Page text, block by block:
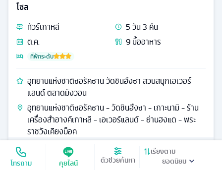
โทรถาม คุยไลน์ ตัวช่วยค้นหา
เรียงตาม
โซล
ทัวร์เกาหลี 5วัน3 คืน
ต.ค.
9มื้ออาหาร
ที่พักระดับ
อุทยานแห่งชาติซอรัคซาน วัดชินฮึงซา สวนสนุกเอเวอร์
แลนด์ ตลาดมังวอน
อุทยานแห่งชาติซอรัคซาน - วัดชินฮึงซา - เกาะนามิ - ร้าน
เครื่องสำอางค์เกาหลี - เอเวอร์แลนด์ - ย่านฮงแด - พระ
ราชวังเคียงบ็อค
เริ่มต้น24,900 ดูรายละเอียด